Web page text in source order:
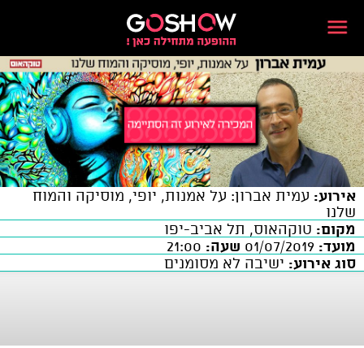
אירוע: עמית אברון: על אמנות, יופי, מוסיקה והמוח
שלנו
מקום: טוקהאוס, תל אביב-יפו
מועד:
שעה:
סוג אירוע: ישיבה לא מסומנים